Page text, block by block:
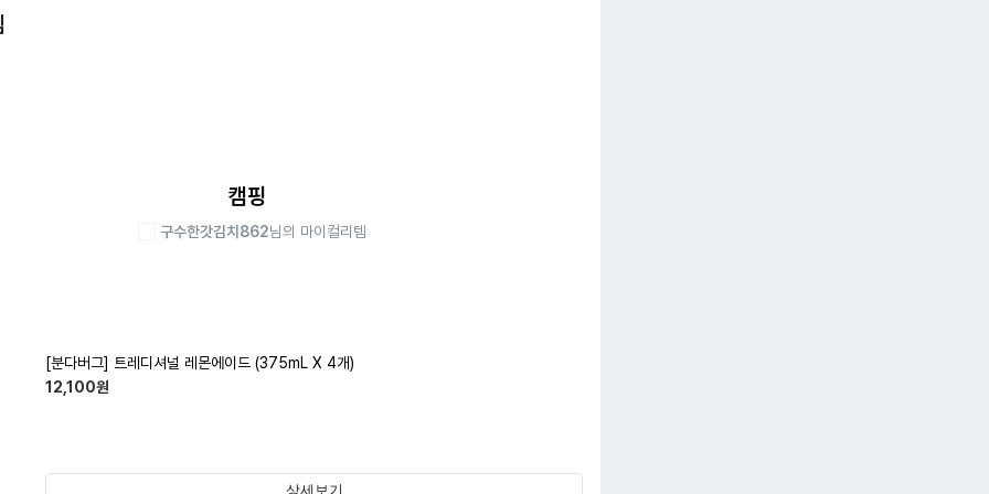
캠핑
구수한갓김치862님의 마이컬리템
[분다버그] 트레디셔널 레몬에이드 (375mL X 4개)
12,100원
상세보기